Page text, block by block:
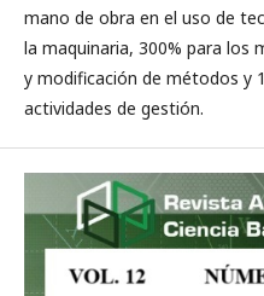
mano de obra en el uso de
la maquinaria, 300% para los
y modificación de métodos y
actividades de gestión.